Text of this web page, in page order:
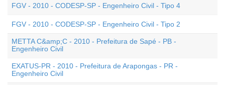
FGV - 2010 - CODESP-SP - Engenheiro Civil - Tipo 4
FGV - 2010 - CODESP-SP - Engenheiro Civil - Tipo 2
METTA C&amp;C - 2010 - Prefeitura de Sapé - PB -
Engenheiro Civil
EXATUS-PR - 2010 - Prefeitura de Arapongas - PR -
Engenheiro Civil